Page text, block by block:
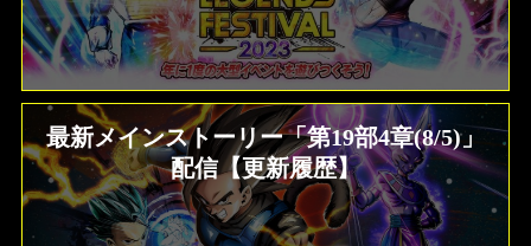
最新メインストーリー「第19部4章(8/5)」
配信【更新履歴】